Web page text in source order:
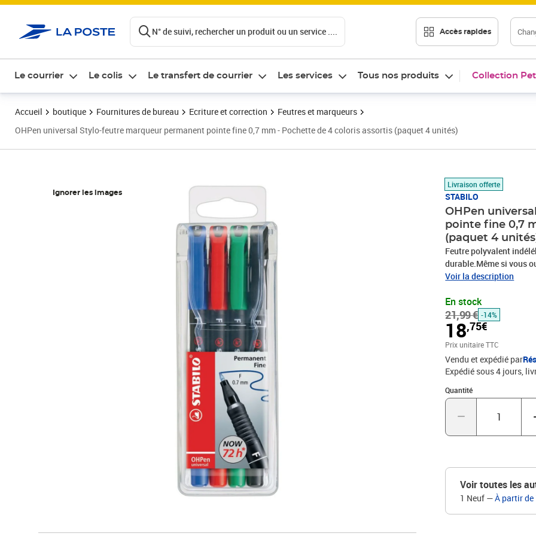
N° de suivi, rechercher un produit ou un service .... Accès rapides
Le courrier Le colis Le transfert de courrier Les services Tous nos produits Collection
Accueil boutique Fournitures de bureau Ecriture et correction
Feutres et marqueurs
OHPen universal Stylo-feutre marqueur permanent pointe fine 0,7 mm - Pochette de 4 coloris assortis (paquet 4 unités)
Ignorer les images
Livraison offerte
STABILO
OHPen
pointe fine 0,7
(paquet 4
Feutre polyvalent
durable.Même si vous
sèche pas jusqu'à 3
papier, carton, verre,
d'applications créatives
marqueur permanent,
lissesGrip
la couleur de l'encre
précisPochette de 4
Voir la description
En stock
21,99 €
Prix barré 21,99 €
-14%
18,75€
Prix 18,75€
Prix unitaire TTC
Vendu et expédié par
Expédié sous 4 jours
Quantité
Quantité : 1
Voir toutes les
1 Neuf —À partir de